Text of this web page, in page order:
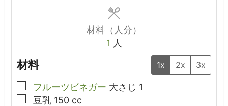
材料（人分）
1 人
材料 1x 2x 3x
▢
フルーツビネガー 大さじ 1
▢
豆乳 150 cc